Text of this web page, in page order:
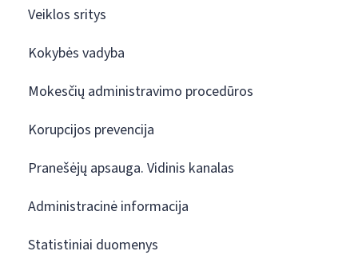
Veiklos sritys
Kokybės vadyba
Mokesčių administravimo procedūros
Korupcijos prevencija
Pranešėjų apsauga. Vidinis kanalas
Administracinė informacija
Statistiniai duomenys